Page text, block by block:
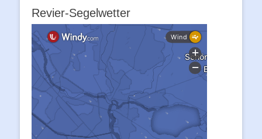
Revier-Segelwetter